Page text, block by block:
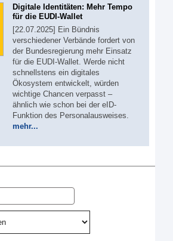
Digitale Identitäten: Mehr Tempo
für die EUDI-Wallet
[22.07.2025] Ein Bündnis
verschiedener Verbände fordert von
der Bundesregierung mehr Einsatz
für die EUDI-Wallet. Werde nicht
schnellstens ein digitales
Ökosystem entwickelt, würden
wichtige Chancen verpasst –
ähnlich wie schon bei der eID-
Funktion des Personalausweises.
mehr...